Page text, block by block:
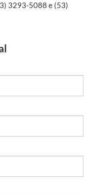
3293-5088 e (53)